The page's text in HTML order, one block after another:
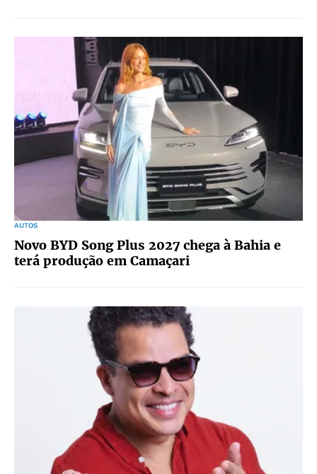
AUTOS
Novo BYD Song Plus 2027 chega à Bahia e
terá produção em Camaçari